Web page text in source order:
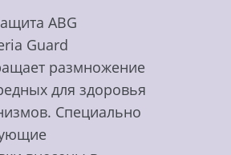
ABG
Guard
размножение
для здоровья
Специально